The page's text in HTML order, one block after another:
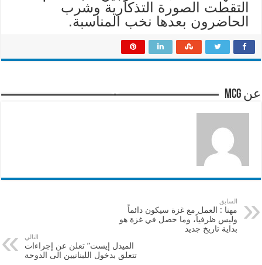
التقطت الصورة التذكارية وشرب
الحاضرون بعدها نخب المناسبة.
عن mcg
السابق
مهنا : العمل مع غزة سيكون دائماً
وليس ظرفياً، وما حصل في غزة هو
بداية تاريخ جديد
التالي
الميدل إيست” تعلن عن إجراءات
تتعلق بدخول اللبنانيين الى الدوحة